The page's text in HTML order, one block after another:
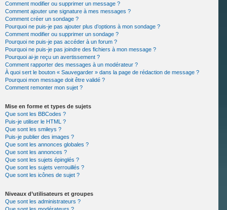
Comment modifier ou supprimer un message ?
Comment ajouter une signature à mes messages ?
Comment créer un sondage ?
Pourquoi ne puis-je pas ajouter plus d’options à mon sondage ?
Comment modifier ou supprimer un sondage ?
Pourquoi ne puis-je pas accéder à un forum ?
Pourquoi ne puis-je pas joindre des fichiers à mon message ?
Pourquoi ai-je reçu un avertissement ?
Comment rapporter des messages à un modérateur ?
À quoi sert le bouton « Sauvegarder » dans la page de rédaction de message ?
Pourquoi mon message doit être validé ?
Comment remonter mon sujet ?
Mise en forme et types de sujets
Que sont les BBCodes ?
Puis-je utiliser le HTML ?
Que sont les smileys ?
Puis-je publier des images ?
Que sont les annonces globales ?
Que sont les annonces ?
Que sont les sujets épinglés ?
Que sont les sujets verrouillés ?
Que sont les icônes de sujet ?
Niveaux d’utilisateurs et groupes
Que sont les administrateurs ?